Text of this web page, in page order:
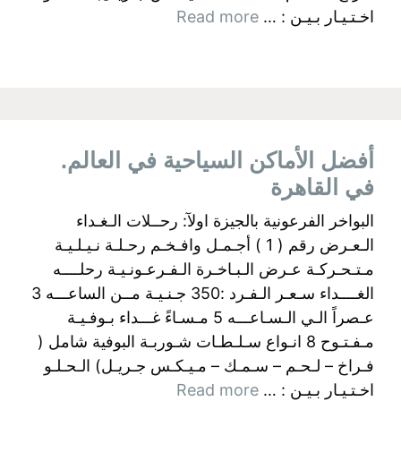
اخـتـيـار بـيـن : … Read more
أفضل الأماكن السياحية في العالم.
في القاهرة
البواخر الفرعونية بالجيزة اولآ: رحــلات الـغـداء
الـعـرض رقم ( 1 ) أجـمـل وافـخـم رحـلـة نـيـلـيـة
مـتـحـركـة عـرض الـبـاخـرة الـفـرعـونـيـة رحلــــه
الغــــداء سـعـر الـفـرد :350 جـنـيـة مــن الساعـــه 3
عـصراً الـي الـسـاعـــه 5 مـسـاءً غـــداء بـوفـيـة
مـفـتـوح 8 انـواع سـلـطـات شـوربـة البوفية شامل (
فـراخ – لـحـم – سـمـك – مـيـكـس جـريـل) الـحـلـو
اخـتـيـار بـيـن : … Read more